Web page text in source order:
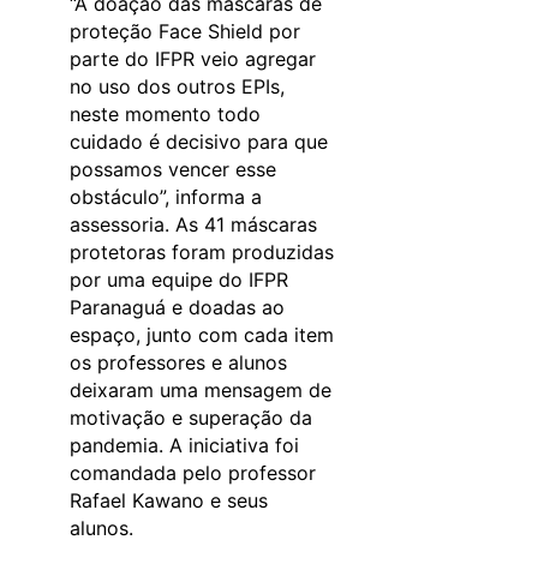
proteção Face Shield por
parte do IFPR veio agregar
no uso dos outros EPIs,
neste momento todo
cuidado é decisivo para que
possamos vencer esse
obstáculo”, informa a
assessoria. As 41 máscaras
protetoras foram produzidas
por uma equipe do IFPR
Paranaguá e doadas ao
espaço, junto com cada item
os professores e alunos
deixaram uma mensagem de
motivação e superação da
pandemia. A iniciativa foi
comandada pelo professor
Rafael Kawano e seus
alunos.